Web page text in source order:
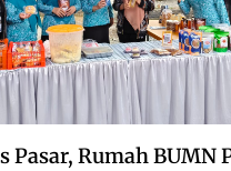
Pasar, Rumah BUMN